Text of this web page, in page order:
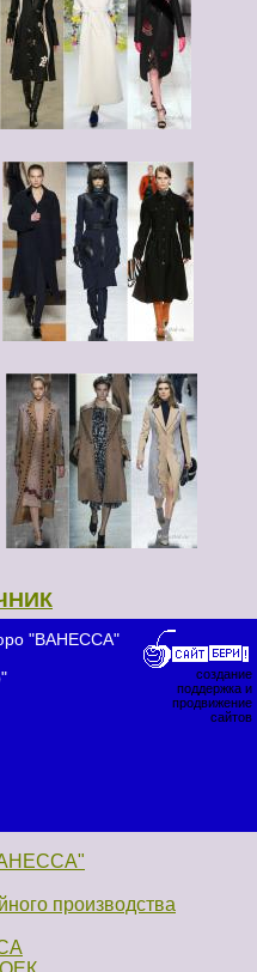
"ВАНЕССА"
создание
поддержка и
продвижение
сайтов
производства